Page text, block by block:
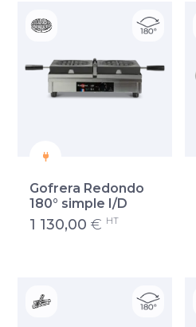
Gofrera Redondo
180° simple I/D
1 130,00 € HT